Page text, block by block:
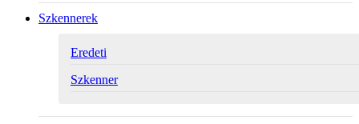
Szkennerek
Eredeti
Szkenner